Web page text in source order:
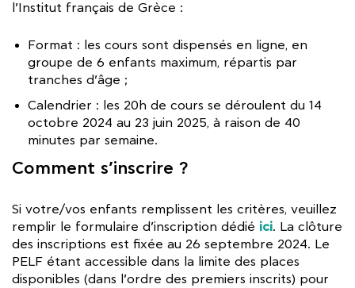
l’Institut français de Grèce :
Format : les cours sont dispensés en ligne, en
groupe de 6 enfants maximum, répartis par
tranches d’âge ;
Calendrier : les 20h de cours se déroulent du 14
octobre 2024 au 23 juin 2025, à raison de 40
minutes par semaine.
Comment s’inscrire ?
Si votre/vos enfants remplissent les critères, veuillez
remplir le formulaire d’inscription dédié ici. La clôture
des inscriptions est fixée au 26 septembre 2024. Le
PELF étant accessible dans la limite des places
disponibles (dans l’ordre des premiers inscrits) pour